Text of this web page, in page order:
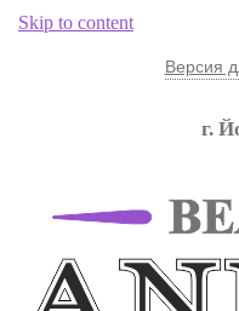
Skip to content
Версия
г.